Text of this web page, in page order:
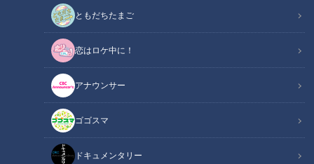
ともだちたまご
恋はロケ中に！
アナウンサー
ゴゴスマ
ドキュメンタリー